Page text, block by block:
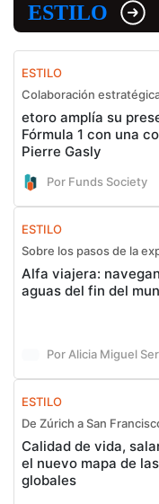
ESTILO
ESTILO
Colaboración
etoro amplía su
Fórmula 1 con una
Pierre Gasly
Por Funds Society
ESTILO
Sobre los pasos de la
Alfa viajera:
aguas del fin del
Por Alicia Miguel
ESTILO
De Zúrich a San
Calidad de vida,
el nuevo mapa de
globales